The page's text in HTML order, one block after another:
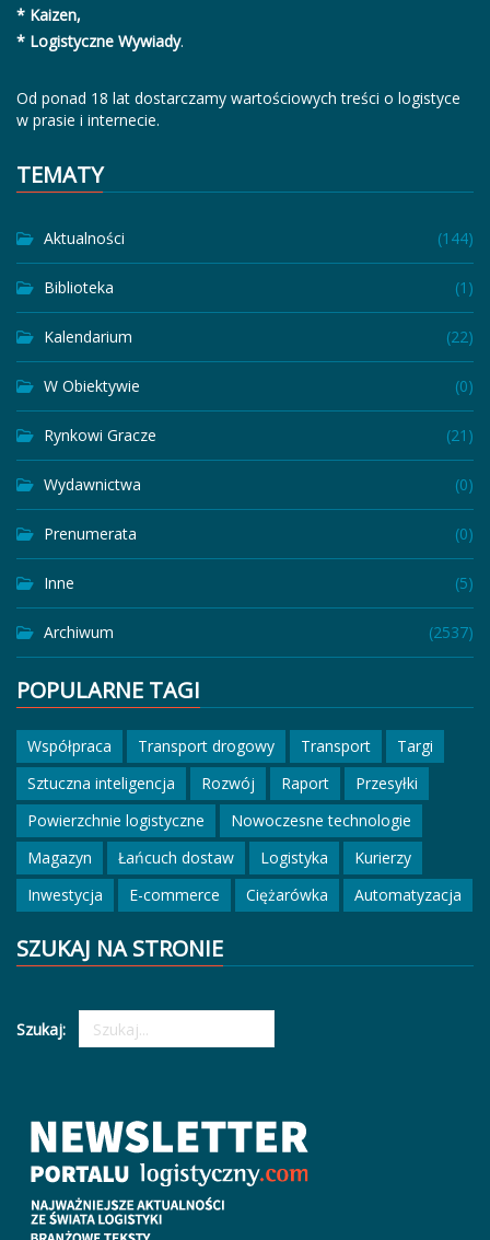
* Kaizen,
* Logistyczne Wywiady.
Od ponad 18 lat dostarczamy wartościowych treści o logistyce
w prasie i internecie.
TEMATY
Aktualności (144)
Biblioteka (1)
Kalendarium (22)
W Obiektywie (0)
Rynkowi Gracze (21)
Wydawnictwa (0)
Prenumerata (0)
Inne (5)
Archiwum (2537)
POPULARNE TAGI
Współpraca Transport drogowy Transport
Targi
Sztuczna inteligencja
Rozwój Raport
Przesyłki
Powierzchnie logistyczne
Nowoczesne technologie
Magazyn
Łańcuch dostaw Logistyka
Kurierzy
Inwestycja
E-commerce Ciężarówka Automatyzacja
SZUKAJ NA STRONIE
Szukaj: